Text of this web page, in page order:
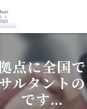
点に全国
ルタント
です...